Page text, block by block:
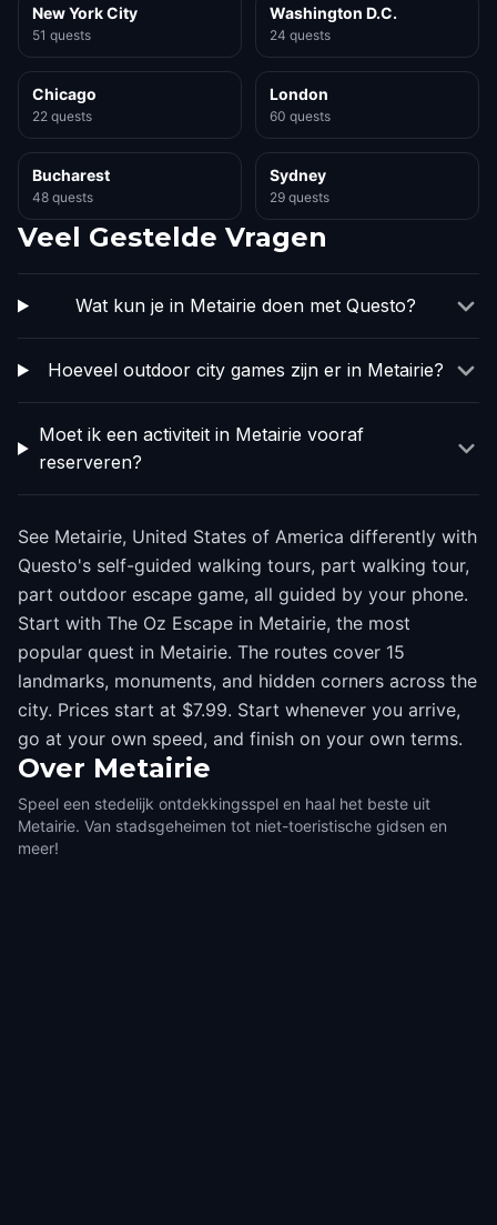
New York City
51 quests
Washington D.C.
24 quests
Chicago
22 quests
London
60 quests
Bucharest
48 quests
Sydney
29 quests
Veel Gestelde Vragen
Wat kun je in Metairie doen met Questo?
Hoeveel outdoor city games zijn er in Metairie?
Moet ik een activiteit in Metairie vooraf
reserveren?
See Metairie, United States of America differently with
Questo's self-guided walking tours, part walking tour,
part outdoor escape game, all guided by your phone.
Start with The Oz Escape in Metairie, the most
popular quest in Metairie. The routes cover 15
landmarks, monuments, and hidden corners across the
city. Prices start at $7.99. Start whenever you arrive,
go at your own speed, and finish on your own terms.
Over Metairie
Speel een stedelijk ontdekkingsspel en haal het beste uit
Metairie. Van stadsgeheimen tot niet-toeristische gidsen en
meer!